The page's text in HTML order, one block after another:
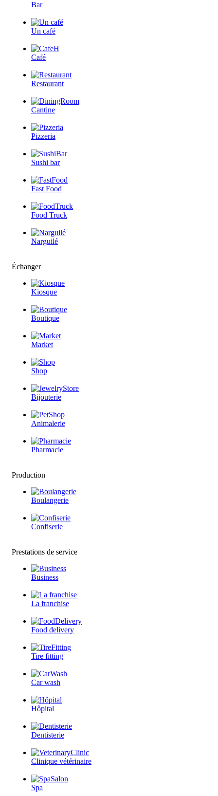
Bar
Un café
Café
Restaurant
Cantine
Pizzeria
Sushi bar
Fast Food
Food Truck
Narguilé
Échanger
Kiosque
Boutique
Market
Shop
Bijouterie
Animalerie
Pharmacie
Production
Boulangerie
Confiserie
Prestations de service
Business
La franchise
Food delivery
Tire fitting
Car wash
Hôpital
Dentisterie
Clinique vétérinaire
Spa